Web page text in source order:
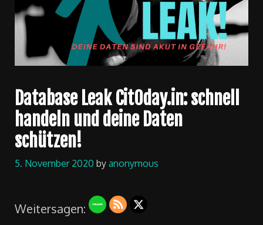
Database Leak Cit0day.in: schnell
handeln und deine Daten
schützen!
5. November 2020 byanonymous
Weitersagen: